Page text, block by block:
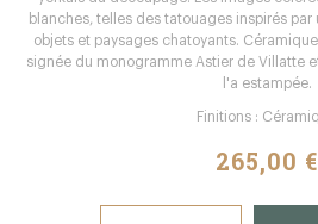
blanches, telles des tatouages inspirés
objets et paysages chatoyants.
signée du monogramme Astier de Villatte
l'a estampée.
Finitions :
265,00 €